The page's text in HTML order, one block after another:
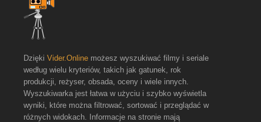
Dzięki Vider.Online możesz wyszukiwać filmy i seriale
według wielu kryteriów, takich jak gatunek, rok
produkcji, reżyser, obsada, oceny i wiele innych.
Wyszukiwarka jest łatwa w użyciu i szybko wyświetla
wyniki, które można filtrować, sortować i przeglądać w
różnych widokach. Informacje na stronie mają